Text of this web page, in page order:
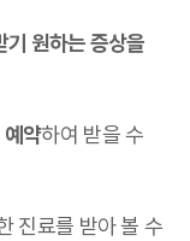
기 원하는 증상을
예약하여 받을 수
진료를 받아 볼 수